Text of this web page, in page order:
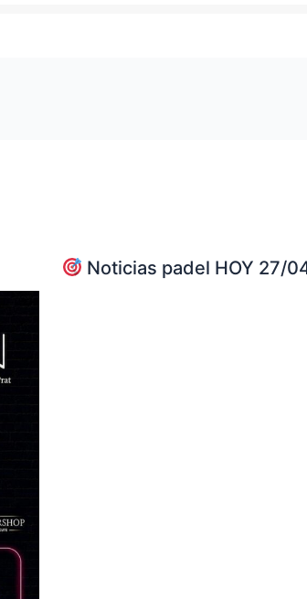
Noticias padel HOY 27/